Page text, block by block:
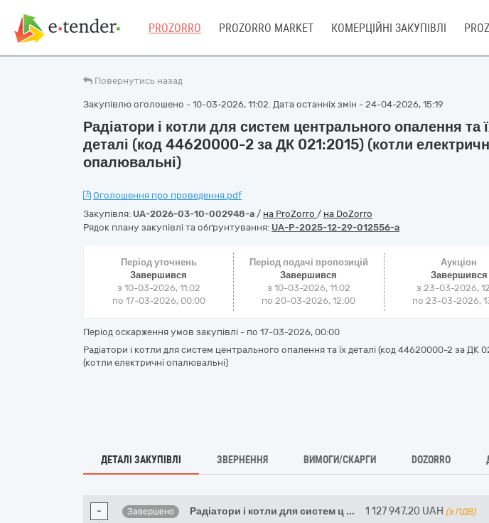
PROZORRO PROZORRO MARKET КОМЕРЦІЙНІ ЗАКУПІВЛІ
Повернутись назад
Закупівлю оголошено - 10-03-2026, 11:02. Дата останніх змін - 24-04-2026, 15:19
Радіатори і котли для систем центрального опалення та
деталі (код 44620000-2 за ДК 021:2015) (котли
опалювальні)
Оголошення про проведення.pdf
Закупівля: UA-2026-03-10-002948-a / на ProZorro / на DoZorro
Рядок плану закупівлі та обґрунтування: UA-P-2025-12-29-012556-a
Період уточнень
Завершився
з 10-03-2026, 11:02
по 17-03-2026, 00:00
Період подачі пропозицій
Завершився
з 10-03-2026, 11:02
по 20-03-2026, 12:00
Аукціон
Завершився
з 23-03-2026,
по 23-03-2026,
Період оскарження умов закупівлі - по 17-03-2026, 00:00
Радіатори і котли для систем центрального опалення та їх деталі (код 44620000-2 за ДК
(котли електричні опалювальні)
ДЕТАЛІ ЗАКУПІВЛІ ЗВЕРНЕННЯ ВИМОГИ/СКАРГИ DOZORRO
- Завершено Радіатори і котли для систем ц ... 1 127 947,20 UAH (з ПДВ)